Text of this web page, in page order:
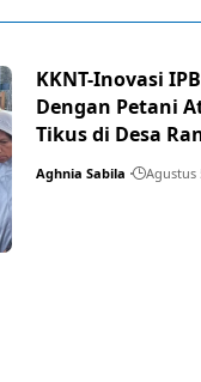
KKNT-Inovasi
Dengan Petani
Tikus di Desa
Aghnia Sabila Agustus